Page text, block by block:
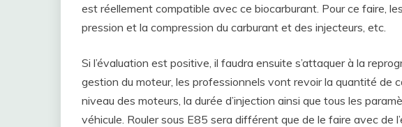
est réellement compatible avec ce biocarburant. Pour ce faire,
pression et la compression du carburant et des injecteurs, etc.
Si l’évaluation est positive, il faudra ensuite s’attaquer à la
gestion du moteur, les professionnels vont revoir la quantité de
niveau des moteurs, la durée d’injection ainsi que tous les
véhicule. Rouler sous E85 sera différent que de le faire avec de